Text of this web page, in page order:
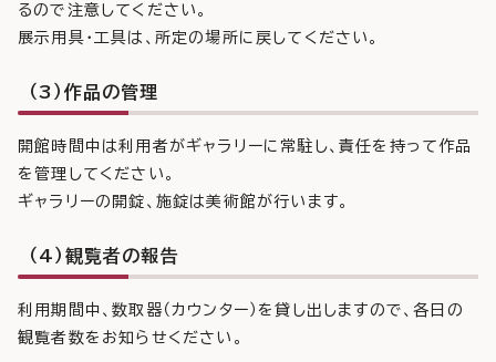
るので注意してください。
展示用具・工具は、所定の場所に戻してください。
（3）作品の管理
開館時間中は利用者がギャラリーに常駐し、責任を持って作品
を管理してください。
ギャラリーの開錠、施錠は美術館が行います。
（4）観覧者の報告
利用期間中、数取器（カウンター）を貸し出しますので、各日の
観覧者数をお知らせください。